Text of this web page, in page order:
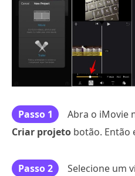
Passo 1
Abra o iMovie
Criar projeto botão. Então
Passo 2
Selecione um